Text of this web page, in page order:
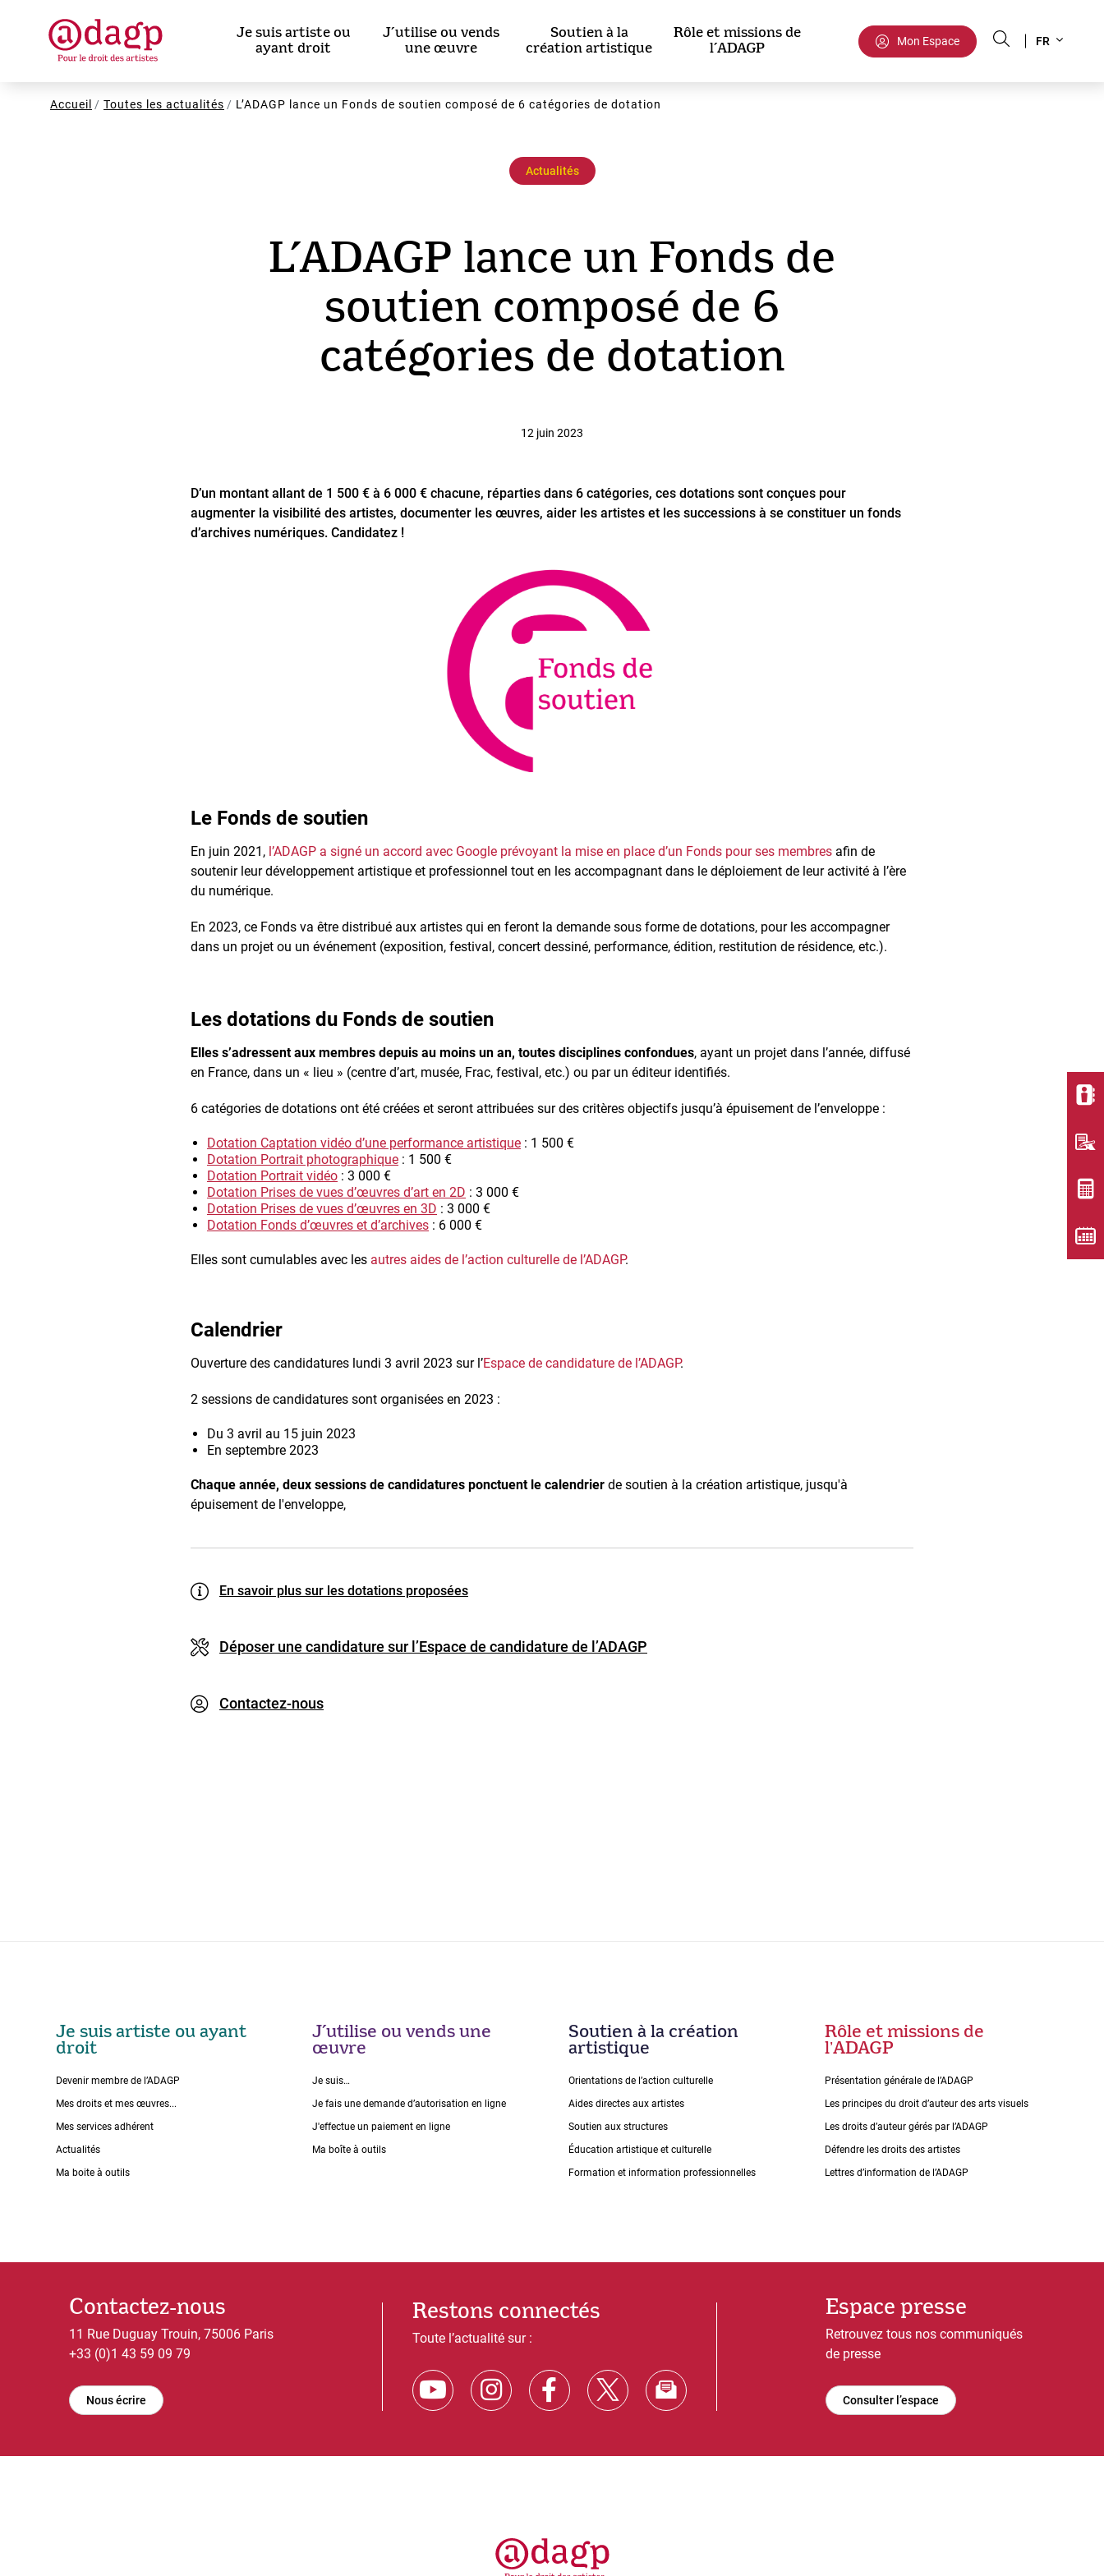
Je suis artiste ou
ayant droit
J’utilise ou vends
une œuvre
Soutien à la
création artistique
Rôle et missions de
l’ADAGP
Mon Espace
your
FR
Fil
Accueil Toutes les actualités L’ADAGP lance un Fonds de soutien composé de 6 catégories de dotation
Actualités
L’ADAGP lance un Fonds de
soutien composé de 6
catégories de dotation
12 juin 2023
D’un montant allant de 1 500 € à 6 000 € chacune, réparties dans 6 catégories, ces dotations sont conçues pour
augmenter la visibilité des artistes, documenter les œuvres, aider les artistes et les successions à se constituer un fonds
d’archives numériques. Candidatez !
Le Fonds de soutien
En juin 2021, l’ADAGP a signé un accord avec Google prévoyant la mise en place d’un Fonds pour ses membres afin de
soutenir leur développement artistique et professionnel tout en les accompagnant dans le déploiement de leur activité à l’ère
du numérique.
En 2023, ce Fonds va être distribué aux artistes qui en feront la demande sous forme de dotations, pour les accompagner
dans un projet ou un événement (exposition, festival, concert dessiné, performance, édition, restitution de résidence, etc.).
Les dotations du Fonds de soutien
Elles s’adressent aux membres depuis au moins un an, toutes disciplines confondues, ayant un projet dans l’année, diffusé
en France, dans un « lieu » (centre d’art, musée, Frac, festival, etc.) ou par un éditeur identifiés.
6 catégories de dotations ont été créées et seront attribuées sur des critères objectifs jusqu’à épuisement de l’enveloppe :
Dotation Captation vidéo d’une performance artistique : 1 500 €
Dotation Portrait photographique : 1 500 €
Dotation Portrait vidéo : 3 000 €
Dotation Prises de vues d’œuvres d’art en 2D : 3 000 €
Dotation Prises de vues d’œuvres en 3D : 3 000 €
Dotation Fonds d’œuvres et d’archives : 6 000 €
Elles sont cumulables avec les autres aides de l’action culturelle de l’ADAGP.
Calendrier
Ouverture des candidatures lundi 3 avril 2023 sur l’Espace de candidature de l’ADAGP.
2 sessions de candidatures sont organisées en 2023 :
Du 3 avril au 15 juin 2023
En septembre 2023
Chaque année, deux sessions de candidatures ponctuent le calendrier de soutien à la création artistique, jusqu'à
épuisement de l'enveloppe,
En savoir plus sur les dotations proposées
Déposer une candidature sur l’Espace de candidature de l’ADAGP
Contactez-nous
Je suis artiste ou ayant
droit
Devenir membre de l’ADAGP
Mes droits et mes œuvres...
Mes services adhérent
Actualités
Ma boite à outils
J’utilise ou vends une
œuvre
Je suis…
Je fais une demande dʼautorisation en ligne
J'effectue un paiement en ligne
Ma boîte à outils
Soutien à la création
artistique
Orientations de lʼaction culturelle
Aides directes aux artistes
Soutien aux structures
Éducation artistique et culturelle
Formation et information professionnelles
Rôle et missions de
lʼADAGP
Présentation générale de l’ADAGP
Les principes du droit dʼauteur des arts visuels
Les droits dʼauteur gérés par lʼADAGP
Défendre les droits des artistes
Lettres dʼinformation de lʼADAGP
Contactez-nous
11 Rue Duguay Trouin, 75006 Paris
+33 (0)1 43 59 09 79
Nous écrire
Restons connectés
Toute l’actualité sur :
Espace presse
Retrouvez tous nos communiqués
de presse
Consulter l’espace